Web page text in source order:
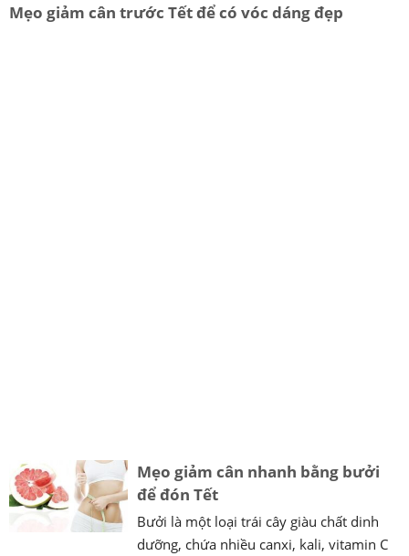
Mẹo giảm cân trước Tết để có vóc dáng đẹp
Mẹo giảm cân nhanh bằng bưởi
để đón Tết
Bưởi là một loại trái cây giàu chất dinh
dưỡng, chứa nhiều canxi, kali, vitamin C